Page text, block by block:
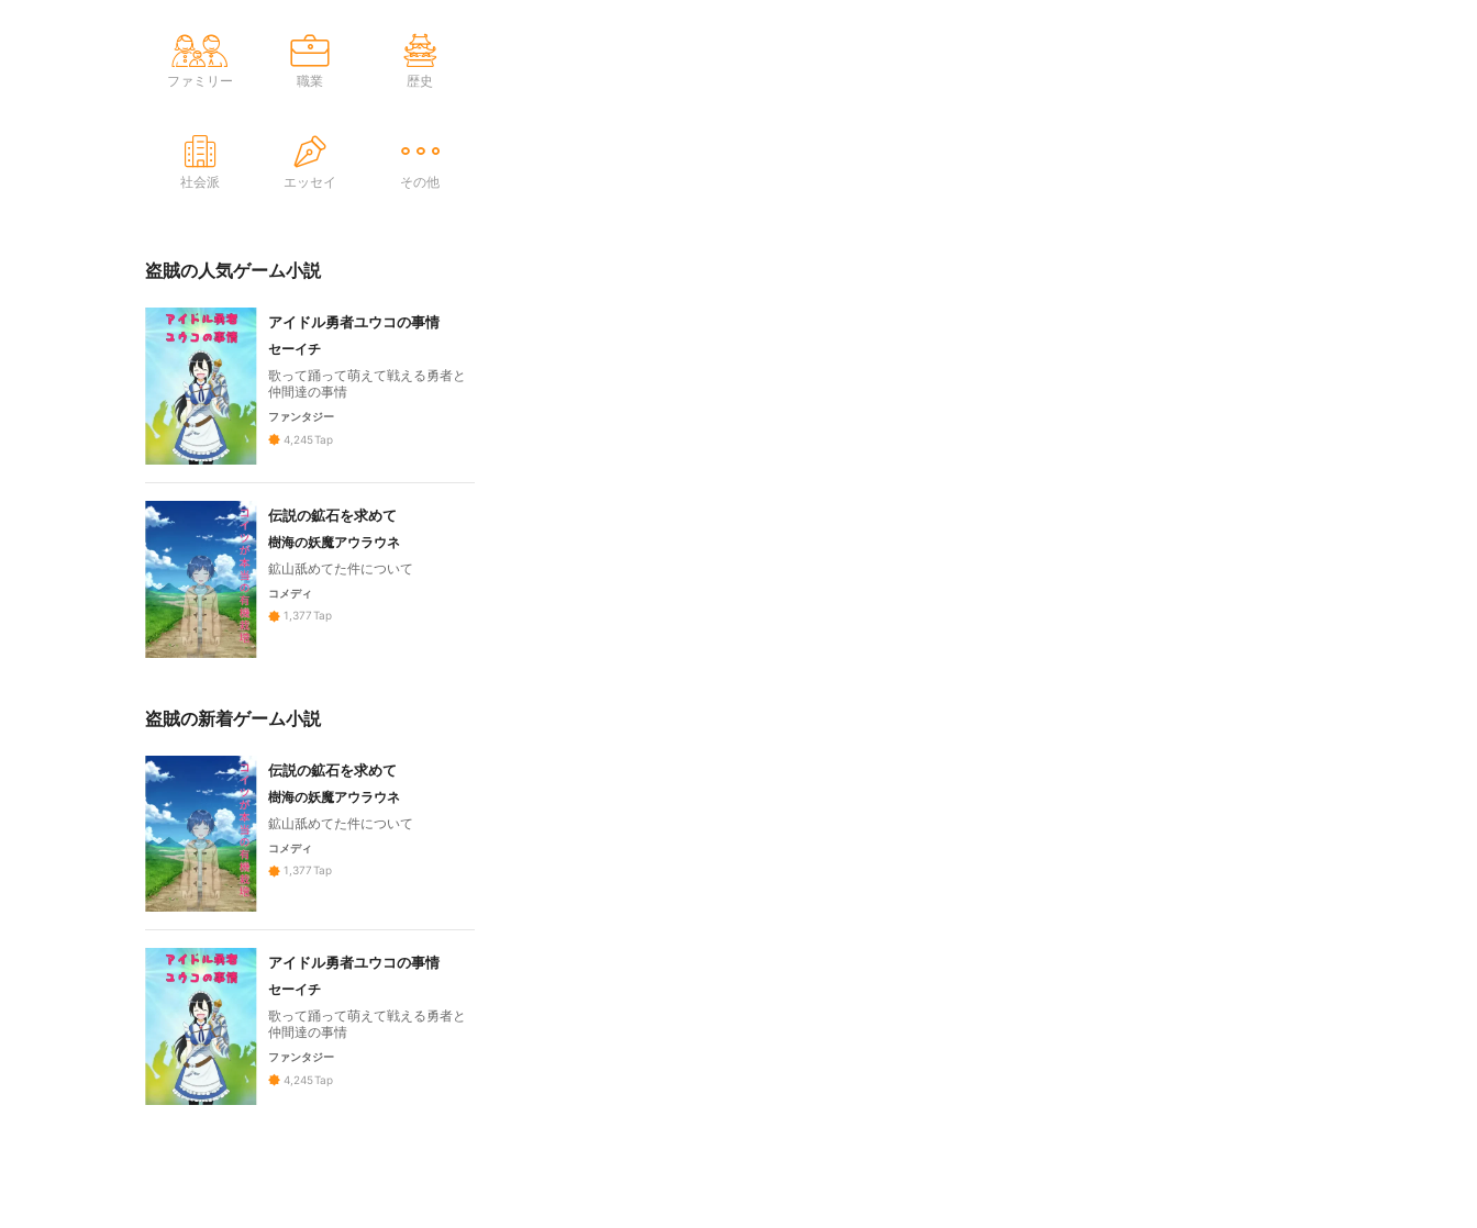
ファミリー 職業 歴史
社会派 エッセイ その他
盗賊の人気ゲーム小説
アイドル勇者ユウコの事情
セーイチ
歌って踊って萌えて戦える勇者と
仲間達の事情
ファンタジー
4,245Tap
伝説の鉱石を求めて
樹海の妖魔アウラウネ
鉱山舐めてた件について
コメディ
1,377Tap
盗賊の新着ゲーム小説
伝説の鉱石を求めて
樹海の妖魔アウラウネ
鉱山舐めてた件について
コメディ
1,377Tap
アイドル勇者ユウコの事情
セーイチ
歌って踊って萌えて戦える勇者と
仲間達の事情
ファンタジー
4,245Tap